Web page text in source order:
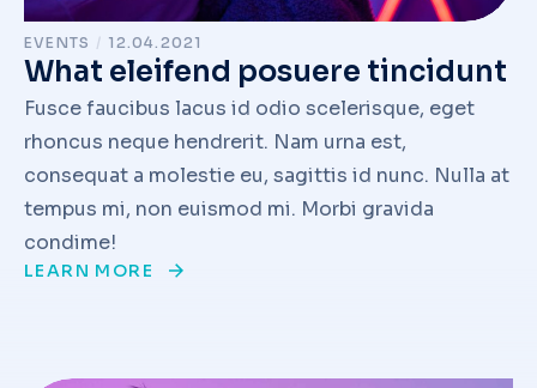
EVENTS / 12.04.2021
What eleifend posuere tincidunt
Fusce faucibus lacus id odio scelerisque, eget
rhoncus neque hendrerit. Nam urna est,
consequat a molestie eu, sagittis id nunc. Nulla at
tempus mi, non euismod mi. Morbi gravida
condime!
LEARN MORE